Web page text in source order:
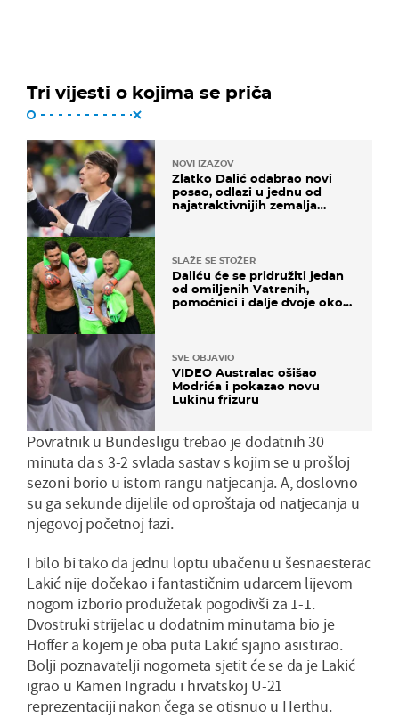
Tri vijesti o kojima se priča
NOVI IZAZOV
Zlatko Dalić odabrao novi
posao, odlazi u jednu od
najatraktivnijih zemalja
SLAŽE SE STOŽER
Daliću će se pridružiti jedan
od omiljenih Vatrenih,
pomoćnici i dalje dvoje oko
SVE OBJAVIO
VIDEO Australac ošišao
Modrića i pokazao novu
Lukinu frizuru
Povratnik u Bundesligu trebao je dodatnih 30
minuta da s 3-2 svlada sastav s kojim se u prošloj
sezoni borio u istom rangu natjecanja. A, doslovno
su ga sekunde dijelile od oproštaja od natjecanja u
njegovoj početnoj fazi.
I bilo bi tako da jednu loptu ubačenu u šesnaesterac
Lakić nije dočekao i fantastičnim udarcem lijevom
nogom izborio produžetak pogodivši za 1-1.
Dvostruki strijelac u dodatnim minutama bio je
Hoffer a kojem je oba puta Lakić sjajno asistirao.
Bolji poznavatelji nogometa sjetit će se da je Lakić
igrao u Kamen Ingradu i hrvatskoj U-21
reprezentaciji nakon čega se otisnuo u Herthu.